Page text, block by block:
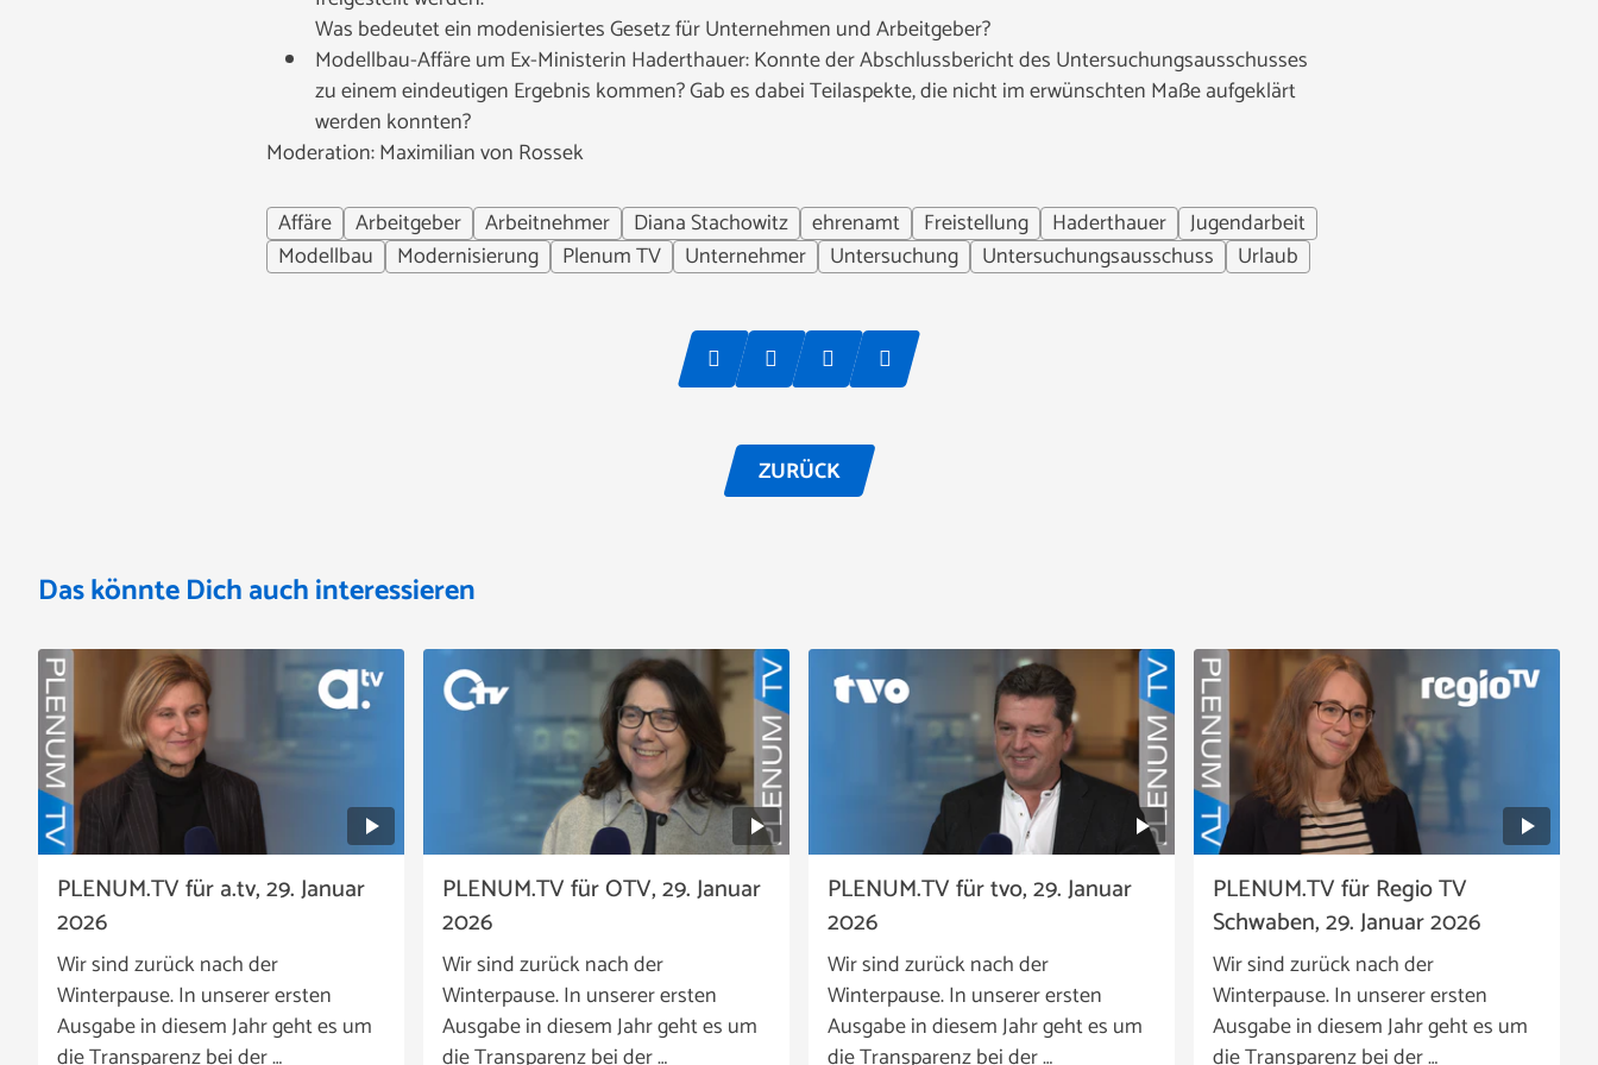
Was bedeutet ein modenisiertes Gesetz für Unternehmen und Arbeitgeber?
Modellbau-Affäre um Ex-Ministerin Haderthauer: Konnte der Abschlussbericht des Untersuchungsausschusses
zu einem eindeutigen Ergebnis kommen? Gab es dabei Teilaspekte, die nicht im erwünschten Maße aufgeklärt
werden konnten?
Moderation: Maximilian von Rossek
Affäre
Arbeitgeber Arbeitnehmer Diana Stachowitz ehrenamt Freistellung Haderthauer
Jugendarbeit
Modellbau
Modernisierung Plenum TV Unternehmer Untersuchung Untersuchungsausschuss Urlaub
ZURÜCK
Das könnte Dich auch interessieren
PLENUM.TV für a.tv, 29. Januar
2026
Wir sind zurück nach der
Winterpause. In unserer ersten
Ausgabe in diesem Jahr geht es um
die Transparenz bei der …
PLENUM.TV für OTV, 29. Januar
2026
Wir sind zurück nach der
Winterpause. In unserer ersten
Ausgabe in diesem Jahr geht es um
die Transparenz bei der …
PLENUM.TV für tvo, 29. Januar
2026
Wir sind zurück nach der
Winterpause. In unserer ersten
Ausgabe in diesem Jahr geht es um
die Transparenz bei der …
PLENUM.TV für Regio TV
Schwaben, 29. Januar 2026
Wir sind zurück nach der
Winterpause. In unserer ersten
Ausgabe in diesem Jahr geht es um
die Transparenz bei der …